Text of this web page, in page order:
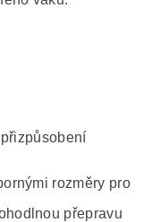
rozměry pro
přepravu